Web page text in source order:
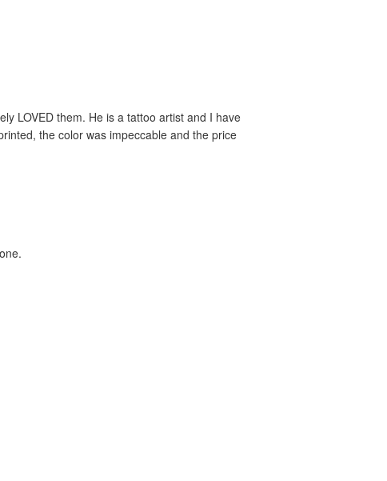
LOVED them. He is a tattoo artist and I have
the color was impeccable and the price